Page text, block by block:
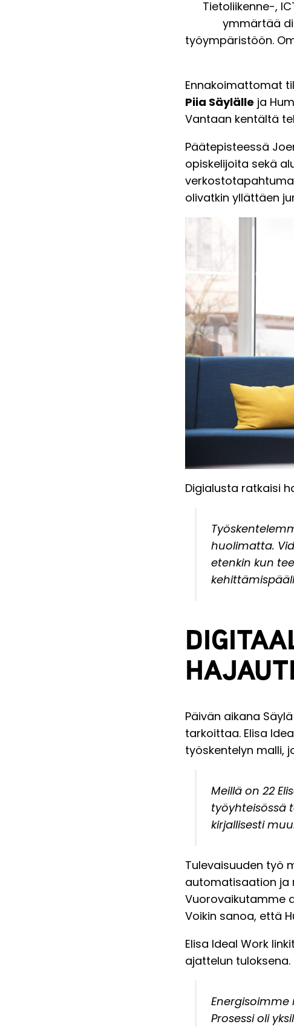
Tietoliikenne-,
ymmärtää
työympäristöön.
Ennakoimattomat
Piia Säylälle ja
Vantaan kentältä
Päätepisteessä
opiskelijoita sekä
olivatkin yllättäen
Digialusta ratkaisi
huolimatta.
etenkin kun
Päivän aikana
tarkoittaa. Elisa
työskentelyn malli,
Meillä on 22
työyhteisössä
kirjallisesti
Tulevaisuuden työ
automatisaation ja
Vuorovaikutamme
Voikin sanoa, että
Elisa Ideal Work
ajattelun tuloksena.
Energisoimme
Prosessi oli